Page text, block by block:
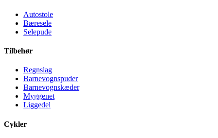
Autostole
Bæresele
Selepude
Tilbehør
Regnslag
Barnevognspuder
Barnevognskæder
Myggenet
Liggedel
Cykler